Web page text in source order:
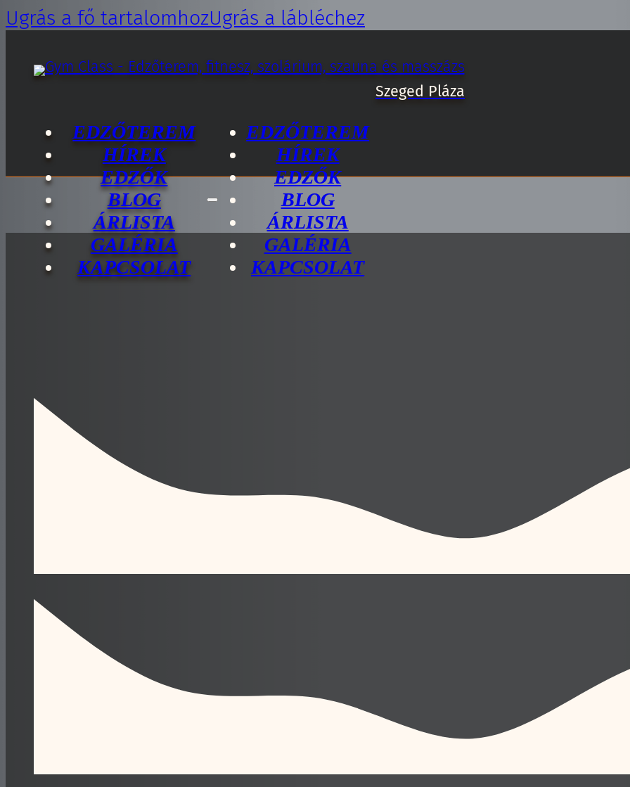
Ugrás a fő tartalomhozUgrás a lábléchez
EDZŐTEREM
HÍREK
EDZŐK
BLOG
ÁRLISTA
GALÉRIA
KAPCSOLAT
EDZŐTEREM
HÍREK
EDZŐK
BLOG
ÁRLISTA
GALÉRIA
KAPCSOLAT